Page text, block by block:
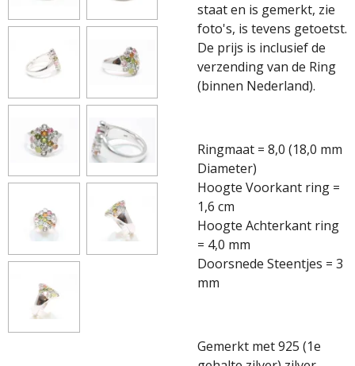
staat en is gemerkt, zie
foto's, is tevens getoetst.
De prijs is inclusief de
verzending van de Ring
(binnen Nederland).
Ringmaat = 8,0 (18,0 mm
Diameter)
Hoogte Voorkant ring =
1,6 cm
Hoogte Achterkant ring
= 4,0 mm
Doorsnede Steentjes = 3
mm
Gemerkt met 925 (1e